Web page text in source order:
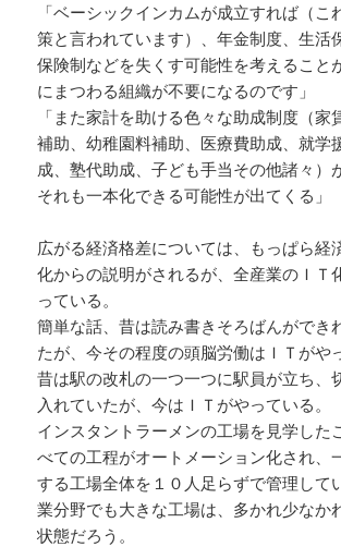
「ベーシックインカムが成立すれば（こ
策と言われています）、年金制度、生活
保険制などを失くす可能性を考えること
にまつわる組織が不要になるのです」
「また家計を助ける色々な助成制度（家
補助、幼稚園料補助、医療費助成、就学
成、塾代助成、子ども手当その他諸々）
それも一本化できる可能性が出てくる」
広がる経済格差については、もっぱら経
化からの説明がされるが、全産業のＩＴ
っている。
簡単な話、昔は読み書きそろばんができ
たが、今その程度の頭脳労働はＩＴがや
昔は駅の改札の一つ一つに駅員が立ち、
入れていたが、今はＩＴがやっている。
インスタントラーメンの工場を見学した
べての工程がオートメーション化され、
する工場全体を１０人足らずで管理して
業分野でも大きな工場は、多かれ少なか
状態だろう。